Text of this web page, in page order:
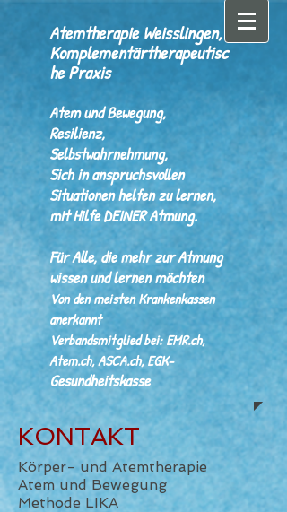
Atemtherapie Weisslingen,
Komplementärtherapeutisc
he Praxis
Atem und Bewegung,
Resilienz,
Selbstwahrnehmung,
Sich in anspruchsvollen
Situationen helfen zu lernen,
mit HilfeDEINERAtmung.
Für Alle, die mehr zur Atmung
wissen und lernen möchten
Von den meisten Krankenkassen
anerkannt
Verbandsmitglied bei: EMR.ch,
Atem.ch, ASCA.ch, EGK-
Gesundheitskasse
KONTAKT
Körper- und Atemtherapie
Atem und Bewegung
Methode LIKA